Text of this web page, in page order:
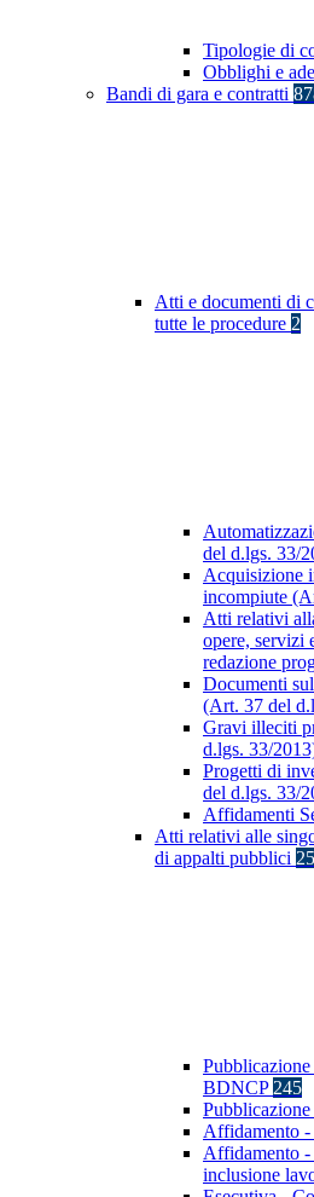
Tipologie di
Obblighi e
Bandi di gara e contratti
Atti e documenti di
tutte le procedure 2
del d.lgs. 33/
Acquisizione
incompiute
Atti relativi
opere, servizi
redazione
Documenti
(Art. 37 del
Gravi illeciti
d.lgs. 33/
Progetti di
del d.lgs. 33/
Affidamenti
Atti relativi alle
di appalti pubblici
BDNCP 245
Affidamento
Affidamento -
inclusione